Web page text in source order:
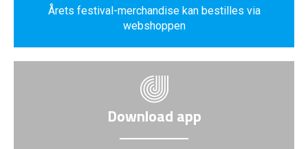
Årets festival-merchandise kan bestilles via
webshoppen
Download app